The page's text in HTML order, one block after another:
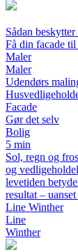
Sådan
Få din facade
Maler
Maler
Udendørs
Facade
Gør det selv
Bolig
5 min
Sol, regn og
og
levetiden
resultat –
Line Winther
Line
Winther